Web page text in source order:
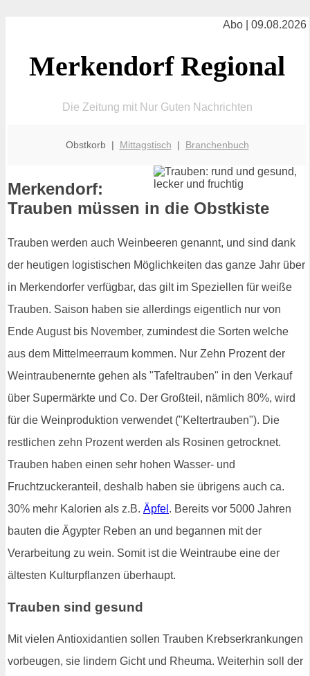
Abo | 09.08.2026
Merkendorf Regional
Die Zeitung mit Nur Guten Nachrichten
Obstkorb | Mittagstisch | Branchenbuch
Merkendorf:
Trauben müssen in die Obstkiste
Trauben werden auch Weinbeeren genannt, und sind dank
der heutigen logistischen Möglichkeiten das ganze Jahr über
in Merkendorfer verfügbar, das gilt im Speziellen für weiße
Trauben. Saison haben sie allerdings eigentlich nur von
Ende August bis November, zumindest die Sorten welche
aus dem Mittelmeerraum kommen. Nur Zehn Prozent der
Weintraubenernte gehen als "Tafeltrauben" in den Verkauf
über Supermärkte und Co. Der Großteil, nämlich 80%, wird
für die Weinproduktion verwendet ("Keltertrauben"). Die
restlichen zehn Prozent werden als Rosinen getrocknet.
Trauben haben einen sehr hohen Wasser- und
Fruchtzuckeranteil, deshalb haben sie übrigens auch ca.
30% mehr Kalorien als z.B. Äpfel . Bereits vor 5000 Jahren
bauten die Ägypter Reben an und begannen mit der
Verarbeitung zu wein. Somit ist die Weintraube eine der
ältesten Kulturpflanzen überhaupt.
Trauben sind gesund
Mit vielen Antioxidantien sollen Trauben Krebserkrankungen
vorbeugen, sie lindern Gicht und Rheuma. Weiterhin soll der